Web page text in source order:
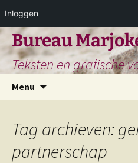
Inloggen
Ga
naar
inhoud
Bureau
Teksten en grafische
Menu
Tag archieven:
partnerschap